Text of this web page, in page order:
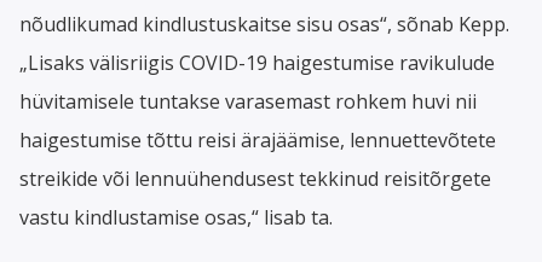
nõudlikumad kindlustuskaitse sisu osas“, sõnab Kepp.
„Lisaks välisriigis COVID-19 haigestumise ravikulude
hüvitamisele tuntakse varasemast rohkem huvi nii
haigestumise tõttu reisi ärajäämise, lennuettevõtete
streikide või lennuühendusest tekkinud reisitõrgete
vastu kindlustamise osas,“ lisab ta.